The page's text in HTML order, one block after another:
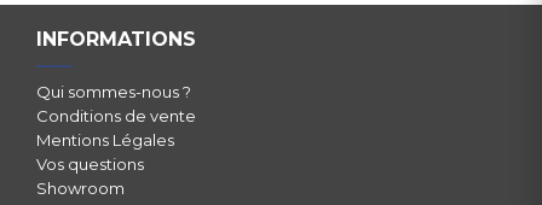
INFORMATIONS
Qui sommes-nous ?
Conditions de vente
Mentions Légales
Vos questions
Showroom